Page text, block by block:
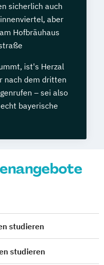
sicherlich auch
aber
Hofbräuhaus
ist's Herzal
nach dem dritten
– sei also
bayerische
studieren
studieren